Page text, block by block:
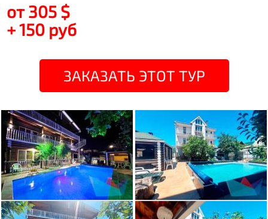
от 305 $
+ 150 руб
ЗАКАЗАТЬ ЭТОТ ТУР